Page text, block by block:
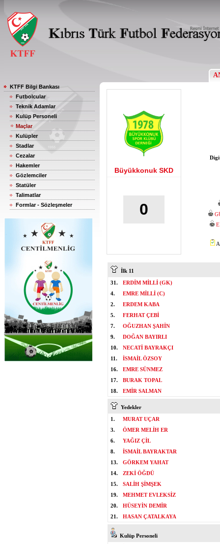
KTFF Bilgi Bankası
Futbolcular
Teknik Adamlar
Kulüp Personeli
Maçlar
Kulüpler
Stadlar
Cezalar
Hakemler
Gözlemciler
Statüler
Talimatlar
Formlar - Sözleşmeler
Büyükkonuk SKD
0
İlk 11
31.
ERDİM MİLLİ (GK)
4.
EMRE MİLLİ (C)
2.
ERDEM KABA
5.
FERHAT ÇEBİ
7.
OĞUZHAN ŞAHİN
9.
DOĞAN BAYIRLI
10.
NECATİ BAYRAKÇI
11.
İSMAİL ÖZSOY
16.
EMRE SÜNMEZ
17.
BURAK TOPAL
18.
EMİR SALMAN
Yedekler
1.
MURAT UÇAR
3.
ÖMER MELİH ER
6.
YAĞIZ ÇİL
8.
İSMAİL BAYRAKTAR
13.
GÖRKEM YAHAT
14.
ZEKİ ÖĞDÜ
15.
SALİH ŞİMŞEK
19.
MEHMET EVLEKSİZ
20.
HÜSEYİN DEMİR
21.
HASAN ÇATALKAYA
Kulüp Personeli